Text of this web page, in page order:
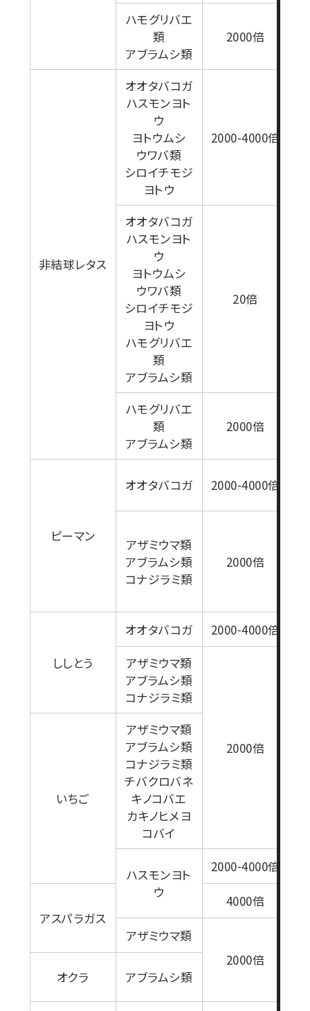
ハモグリバエ
類
アブラムシ類
2000倍
非結球レタス
オオタバコガ
ハスモンヨト
ウ
ヨトウムシ
ウワバ類
シロイチモジ
ヨトウ
2000-4000倍
オオタバコガ
ハスモンヨト
ウ
ヨトウムシ
ウワバ類
シロイチモジ
ヨトウ
ハモグリバエ
類
アブラムシ類
20倍
ハモグリバエ
類
アブラムシ類
2000倍
ピーマン
オオタバコガ 2000-4000倍
アザミウマ類
アブラムシ類
コナジラミ類
2000倍
ししとう
オオタバコガ
2000-4000倍
アザミウマ類
アブラムシ類
コナジラミ類
2000倍
いちご
アザミウマ類
アブラムシ類
コナジラミ類
チバクロバネ
キノコバエ
カキノヒメヨ
コバイ
ハスモンヨト
ウ
2000-4000倍
アスパラガス
4000倍
アザミウマ類
2000倍
オクラ
アブラムシ類